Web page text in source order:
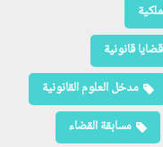
قضايا قانونية
مدخل العلوم القانونية
مسابقة القضاء